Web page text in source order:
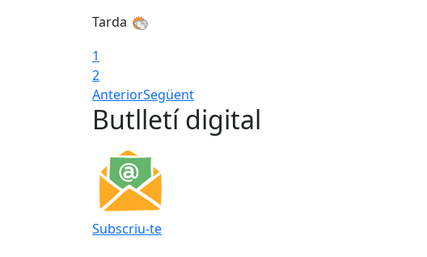
Tarda
1
2
AnteriorSegüent
Butlletí digital
Subscriu-te